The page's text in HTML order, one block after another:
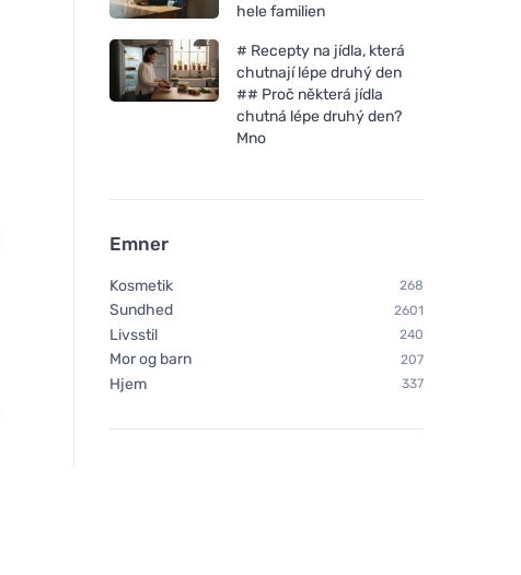
hele familien
# Recepty na jídla, která
chutnají lépe druhý den
## Proč některá jídla
chutná lépe druhý den?
Mno
Emner
Kosmetik 268
Sundhed 2601
Livsstil 240
Mor og barn 207
Hjem 337